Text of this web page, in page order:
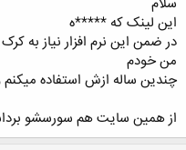
این لینک که *****ه
در ضمن این نرم افزار نیاز به
من خودم
چندین ساله ازش استفاده میکنم
از همین سایت هم سورسشو